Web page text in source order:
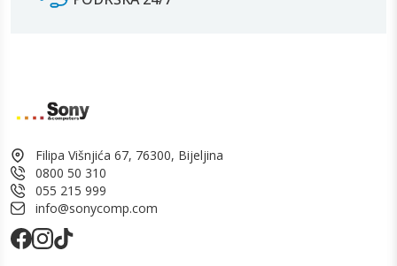
Filipa Višnjića 67, 76300, Bijeljina
0800 50 310
055 215 999
info@sonycomp.com